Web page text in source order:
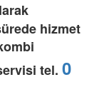
hizmet
tel. 0